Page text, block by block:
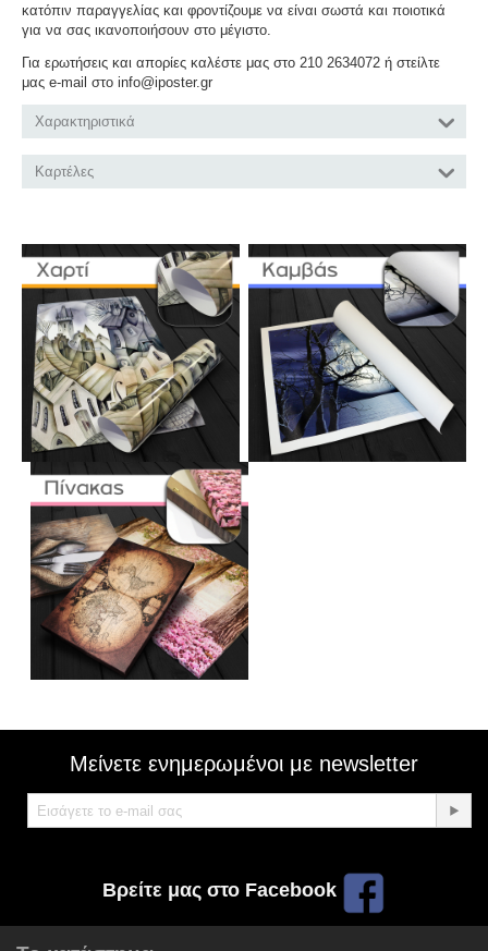
κατόπιν παραγγελίας και φροντίζουμε να είναι σωστά και ποιοτικά
για να σας ικανοποιήσουν στο μέγιστο.
Για ερωτήσεις και απορίες καλέστε μας στο 210 2634072 ή στείλτε
μας e-mail στο info@iposter.gr
Χαρακτηριστικά
Καρτέλες
Μείνετε ενημερωμένοι με newsletter
Βρείτε μας στο Facebook